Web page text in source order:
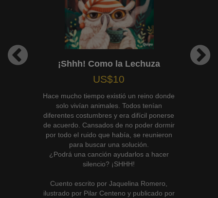
¡Shhh! Como la Lechuza
US$10
Hace mucho tiempo existió un reino donde
solo vivían animales. Todos tenían
diferentes costumbres y era difícil ponerse
de acuerdo. Cansados de no poder dormir
por todo el ruido que había, se reunieron
para buscar una solución.
¿Podrá una canción ayudarlos a hacer
silencio? ¡SHHH!
Cuento escrito por Jaquelina Romero,
ilustrado por Pilar Centeno y publicado por